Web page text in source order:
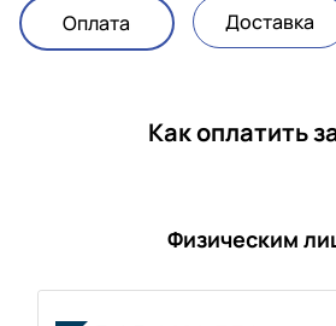
Оплата Доставка
Как оплатить
Физическим